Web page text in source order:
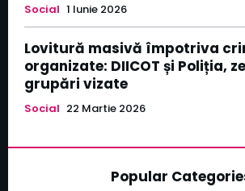
Social 1 Iunie 2026
Lovitură masivă împotriva
organizate: DIICOT și Poliția,
grupări vizate
Social 22 Martie 2026
Popular